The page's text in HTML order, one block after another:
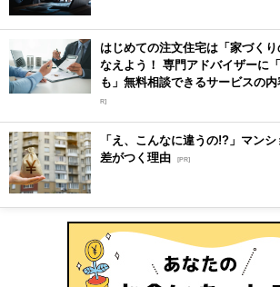
はじめての注文住宅は「家づく
なえよう！ 専門アドバイザーに
も」無料相談できるサービスの
R]
「え、こんなに違うの!?」マン
差がつく理由 [PR]